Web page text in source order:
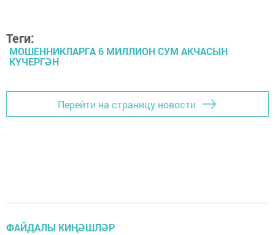
Теги:
МОШЕННИКЛАРГА 6 МИЛЛИОН СУМ АКЧАСЫН
КҮЧЕРГӘН
Перейти на страницу новости
ФАЙДАЛЫ КИҢӘШЛӘР